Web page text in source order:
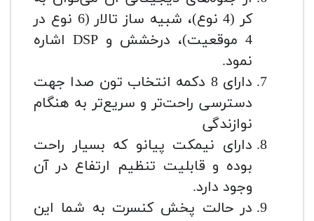
کر (4 نوع)، شبیه ساز تالار (6 نوع در
4 موقعیت)، درخشش و DSP اشاره
نمود.
دارای 8 دکمه انتخاب تون صدا جهت
دسترسی راحت‌تر و سریع‌تر به هنگام
نوازندگی
دارای نیمکت پیانو که بسیار راحت
بوده و قابلیت تنظیم ارتفاع در آن
وجود دارد.
در حالت پخش کنسرت به شما این